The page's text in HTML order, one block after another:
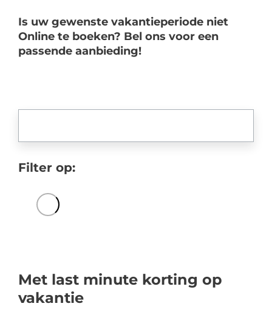
Is uw gewenste vakantieperiode niet
Online te boeken? Bel ons voor een
passende aanbieding!
Filter op:
Met last minute korting op
vakantie